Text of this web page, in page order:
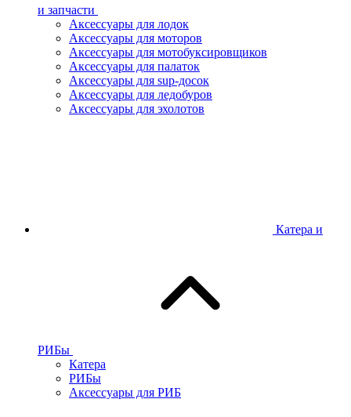
и запчасти
Аксессуары для лодок
Аксессуары для моторов
Аксессуары для мотобуксировщиков
Аксессуары для палаток
Аксессуары для sup-досок
Аксессуары для ледобуров
Аксессуары для эхолотов
Катера и
РИБы
Катера
РИБы
Аксессуары для РИБ